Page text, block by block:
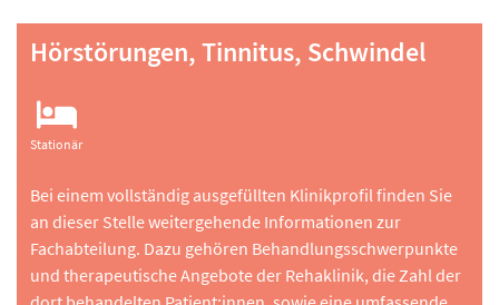
Hörstörungen, Tinnitus, Schwindel
Stationär
Bei einem vollständig ausgefüllten Klinikprofil finden Sie
an dieser Stelle weitergehende Informationen zur
Fachabteilung. Dazu gehören Behandlungsschwerpunkte
und therapeutische Angebote der Rehaklinik, die Zahl der